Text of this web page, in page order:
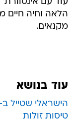
הלאה וחיה חיים
מקנאים.
עוד בנושא
טיסות זולות